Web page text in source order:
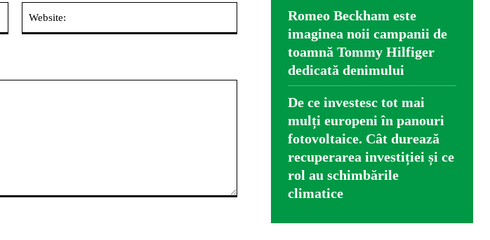
Romeo Beckham este
imaginea noii campanii de
toamnă Tommy Hilfiger
dedicată denimului
De ce investesc tot mai
mulți europeni în panouri
fotovoltaice. Cât durează
recuperarea investiției și ce
rol au schimbările
climatice